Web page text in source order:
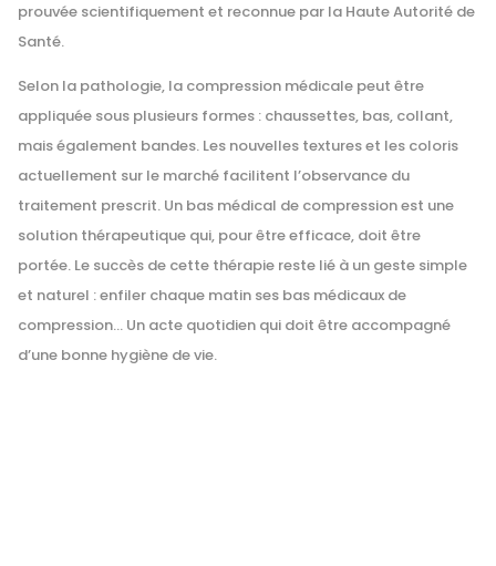
prouvée scientifiquement et reconnue par la Haute Autorité de
Santé.
Selon la pathologie, la compression médicale peut être
appliquée sous plusieurs formes : chaussettes, bas, collant,
mais également bandes. Les nouvelles textures et les coloris
actuellement sur le marché facilitent l’observance du
traitement prescrit. Un bas médical de compression est une
solution thérapeutique qui, pour être efficace, doit être
portée. Le succès de cette thérapie reste lié à un geste simple
et naturel : enfiler chaque matin ses bas médicaux de
compression… Un acte quotidien qui doit être accompagné
d’une bonne hygiène de vie.